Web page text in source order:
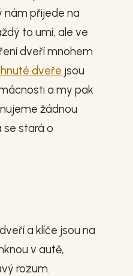
nám přijede na
to umí, ale ve
dveří mnohem
dveře jsou
a my pak
žádnou
se stará o
a klíče jsou na
v autě,
rozum.